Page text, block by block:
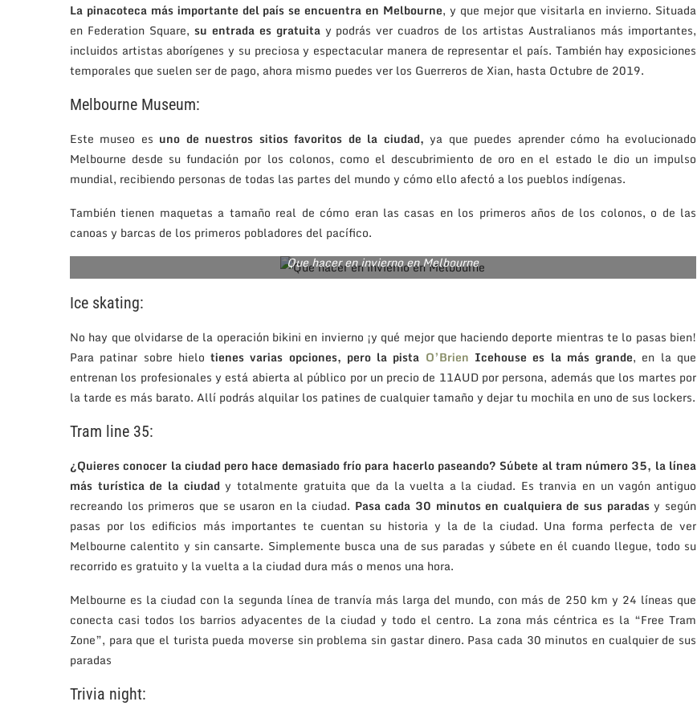
La pinacoteca más importante del país se encuentra en Melbourne, y que mejor que visitarla en invierno. Situada
en Federation Square, su entrada es gratuitay podrás ver cuadros de los artistas Australianos más importantes,
incluidos artistas aborígenes y su preciosa y espectacular manera de representar el país. También hay exposiciones
temporales que suelen ser de pago, ahora mismo puedes ver los Guerreros de Xian, hasta Octubre de 2019.
Melbourne Museum:
Este museo es uno de nuestros sitios favoritos de la ciudad, ya que puedes aprender cómo ha evolucionado
Melbourne desde su fundación por los colonos, como el descubrimiento de oro en el estado le dio un impulso
mundial, recibiendo personas de todas las partes del mundo y cómo ello afectó a los pueblos indígenas.
También tienen maquetas a tamaño real de cómo eran las casas en los primeros años de los colonos, o de las
canoas y barcas de los primeros pobladores del pacífico.
Que hacer en invierno en Melbourne
Ice skating:
No hay que olvidarse de la operación bikini en invierno ¡y qué mejor que haciendo deporte mientras te lo pasas bien!
Para patinar sobre hielotienes varias opciones, pero la pista O’Brien Icehouse es la más grande, en la que
entrenan los profesionales y está abierta al público por un precio de 11AUD por persona, además que los martes por
la tarde es más barato. Allí podrás alquilar los patines de cualquier tamaño y dejar tu mochila en uno de sus lockers.
Tram line 35:
¿Quieres conocer la ciudad pero hace demasiado frío para hacerlo paseando? Súbete al tram número 35, la línea
más turística de la ciudady totalmente gratuita que da la vuelta a la ciudad. Es tranvia en un vagón antiguo
recreando los primeros que se usaron en la ciudad. Pasa cada 30 minutos en cualquiera de sus paradasy según
pasas por los edificios más importantes te cuentan su historia y la de la ciudad. Una forma perfecta de ver
Melbourne calentito y sin cansarte. Simplemente busca una de sus paradas y súbete en él cuando llegue, todo su
recorrido es gratuito y la vuelta a la ciudad dura más o menos una hora.
Melbourne es la ciudad con la segunda línea de tranvía más larga del mundo, con más de 250 km y 24 líneas que
conecta casi todos los barrios adyacentes de la ciudad y todo el centro. La zona más céntrica es la “Free Tram
Zone”, para que el turista pueda moverse sin problema sin gastar dinero. Pasa cada 30 minutos en cualquier de sus
paradas
Trivia night: